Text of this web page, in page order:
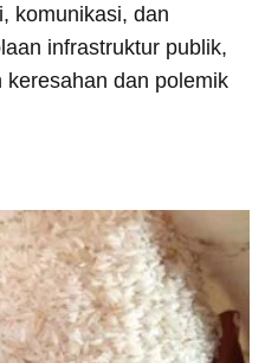
komunikasi, dan
infrastruktur publik,
dan polemik